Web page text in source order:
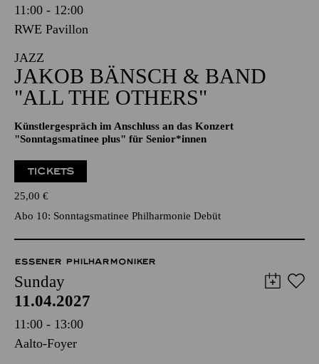
11:00 - 12:00
RWE Pavillon
JAZZ
JAKOB BÄNSCH & BAND
"ALL THE OTHERS"
Künstlergespräch im Anschluss an das Konzert
"Sonntagsmatinee plus" für Senior*innen
TICKETS
25,00 €
Abo 10: Sonntagsmatinee Philharmonie Debüt
ESSENER PHILHARMONIKER
Sunday
11.04.2027
11:00 - 13:00
Aalto-Foyer